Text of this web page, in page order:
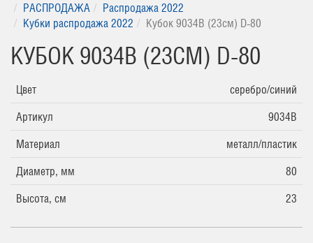
РАСПРОДАЖА
Распродажа 2022
Кубки распродажа 2022
Кубок 9034B (23см) D-80
КУБОК 9034B (23СМ) D-80
Цвет
серебро/синий
Артикул
9034B
Материал
металл/пластик
Диаметр, мм
80
Высота, см
23